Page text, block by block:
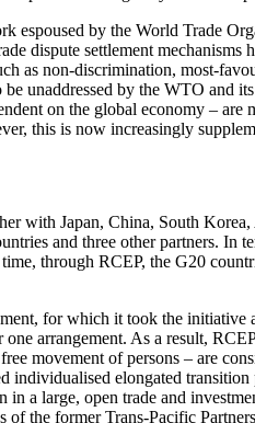
espoused by the World Trade
dispute settlement mechanisms
as non-discrimination, most-
unaddressed by the WTO and
on the global economy –
this is now increasingly
with Japan, China, South
and three other partners. In
through RCEP, the G20
for which it took the
arrangement. As a result,
movement of persons – are
elongated
a large, open trade and
the former Trans-Pacific